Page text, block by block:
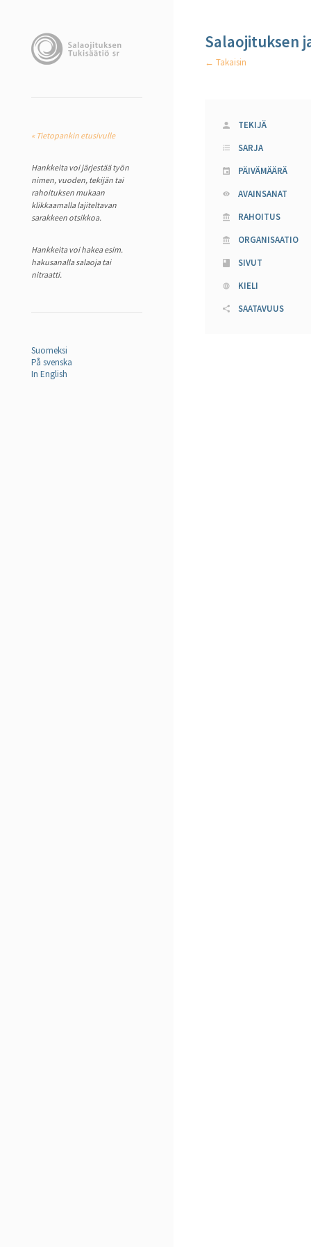
« Tietopankin etusivulle
Hankkeita voi järjestää työn
nimen, vuoden, tekijän tai
rahoituksen mukaan
klikkaamalla lajiteltavan
sarakkeen otsikkoa.
Hankkeita voi hakea esim.
hakusanalla salaoja tai
nitraatti.
Suomeksi
På svenska
In English
Salaojituksen
← Takaisin
TEKIJÄ
SARJA
PÄIVÄMÄÄRÄ
AVAINSANAT
RAHOITUS
ORGANISAATIO
SIVUT
KIELI
SAATAVUUS